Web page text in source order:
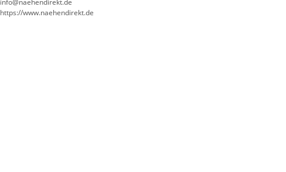
info@naehendirekt.de
https://www.naehendirekt.de